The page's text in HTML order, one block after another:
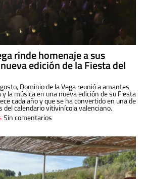
rinde homenaje a sus
edición de la Fiesta del
Dominio de la Vega reunió a amantes
la música en una nueva edición de su Fiesta
cada año y que se ha convertido en una de
del calendario vitivinícola valenciano.
Sin comentarios